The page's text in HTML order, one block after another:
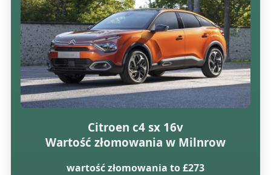
Citroen c4 sx 16v
Wartość złomowania w Milnrow
wartość złomowania to £273